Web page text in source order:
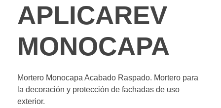
APLICAREV
MONOCAPA
Mortero Monocapa Acabado Raspado. Mortero para
la decoración y protección de fachadas de uso
exterior.